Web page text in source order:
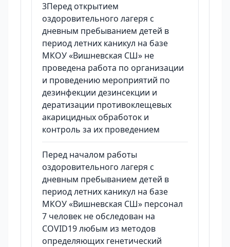
3Перед открытием
оздоровительного лагеря с
дневным пребыванием детей в
период летних каникул на базе
МКОУ «Вишневская СШ» не
проведена работа по организации
и проведению мероприятий по
дезинфекции дезинсекции и
дератизации противоклещевых
акарицидных обработок и
контроль за их проведением
Перед началом работы
оздоровительного лагеря с
дневным пребыванием детей в
период летних каникул на базе
МКОУ «Вишневская СШ» персонал
7 человек не обследован на
COVID19 любым из методов
определяющих генетический